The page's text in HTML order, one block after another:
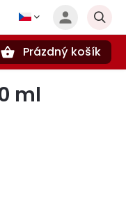
Prázdný košík
ml